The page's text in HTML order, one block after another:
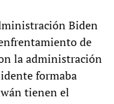
Biden
de
la administración
formaba
tienen el